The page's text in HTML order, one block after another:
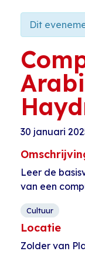
Dit
30 januari
Leer de
van een
Cultuur
Locatie
Zolder van